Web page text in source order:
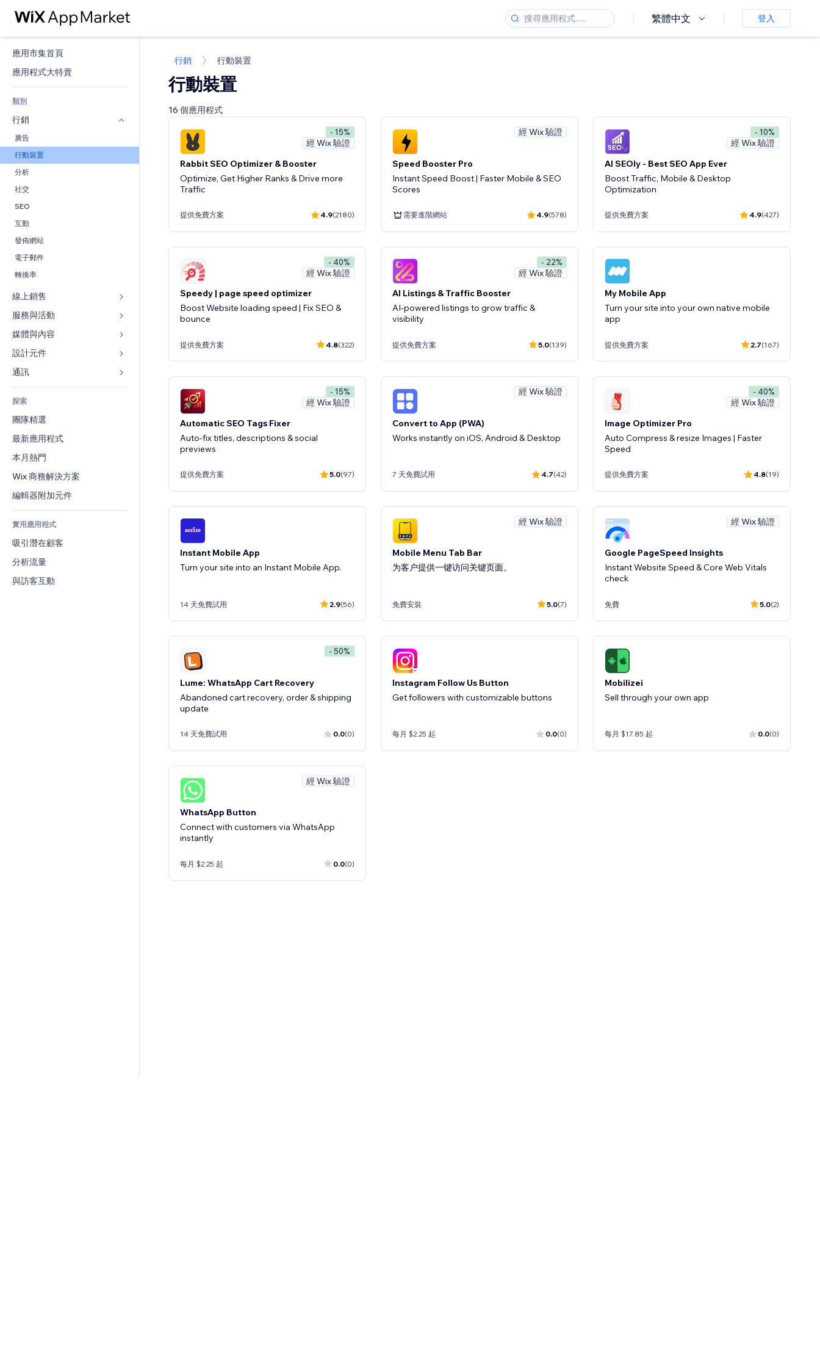
繁體中文 登入
應用市集首頁
應用程式大特賣
類別
行銷
廣告
行動裝置
分析
社交
SEO
互動
發佈網站
電子郵件
轉換率
線上銷售
商店應用程式
出貨與送貨
付款按鈕
網路課程
會計
優惠券與酬賓計劃
倉儲解決方案
廠商直送
食品及飲料
服務與活動
旅館
活動
餐廳
不動產
預訂
媒體與內容
圖庫
音樂
Podcast
相片
影片
PDF
檔案分享
新聞
內容服務
設計元件
地圖與導航
隱私與安全性
時鐘
網頁範本
圖片效果
按鈕與選單
橫幅與徽章
計算機
搜尋
天氣
圖表與表格
表單
部落格
投票
聊天
留言
電話
社群
評價與推薦
CRM
探索
團隊精選
最新應用程式
本月熱門
Wix 商務解決方案
編輯器附加元件
實用應用程式
吸引潛在顧客
分析流量
與訪客互動
行銷 行動裝置
行動裝置
16 個應用程式
- 15%
經 Wix 驗證
Rabbit SEO Optimizer & Booster
Optimize, Get Higher Ranks & Drive more
Traffic
提供免費方案 4.9(2180)
經 Wix 驗證
Speed Booster Pro
Instant Speed Boost | Faster Mobile & SEO
Scores
需要進階網站 4.9(578)
- 10%
經 Wix 驗證
AI SEOly - Best SEO App Ever
Boost Traffic, Mobile & Desktop
Optimization
提供免費方案 4.9(427)
- 40%
經 Wix 驗證
Speedy | page speed optimizer
Boost Website loading speed | Fix SEO &
bounce
提供免費方案 4.8(322)
- 22%
經 Wix 驗證
AI Listings & Traffic Booster
AI-powered listings to grow traffic &
visibility
提供免費方案 5.0(139)
My Mobile App
Turn your site into your own native mobile
app
提供免費方案 2.7(167)
- 15%
經 Wix 驗證
Automatic SEO Tags Fixer
Auto-fix titles, descriptions & social
previews
提供免費方案 5.0(97)
經 Wix 驗證
Convert to App (PWA)
Works instantly on iOS, Android & Desktop
7 天免費試用 4.7(42)
- 40%
經 Wix 驗證
Image Optimizer Pro
Auto Compress & resize Images | Faster
Speed
提供免費方案 4.8(19)
Instant Mobile App
Turn your site into an Instant Mobile App.
14 天免費試用 2.9(56)
經 Wix 驗證
Mobile Menu Tab Bar
为客户提供一键访问关键页面。
免費安裝 5.0(7)
經 Wix 驗證
Google PageSpeed Insights
Instant Website Speed & Core Web Vitals
check
免費 5.0(2)
- 50%
Lume: WhatsApp Cart Recovery
Abandoned cart recovery, order & shipping
update
14 天免費試用 0.0(0)
Instagram Follow Us Button
Get followers with customizable buttons
每月 $2.25 起 0.0(0)
Mobilizei
Sell ​​through your own app
每月 $17.85 起 0.0(0)
經 Wix 驗證
WhatsApp Button
Connect with customers via WhatsApp
instantly
每月 $2.25 起 0.0(0)